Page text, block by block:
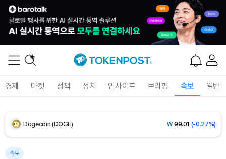
경제 마켓 정책 정치 인사이트 브리핑 속보 일반
XRP (XRP) ₩1,463(-0.19%)
Dogecoin (DOGE) ₩ 99.01 (-0.27%)
속보